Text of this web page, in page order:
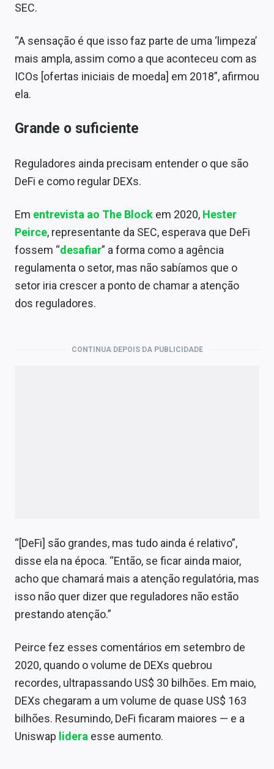
SEC.
“A sensação é que isso faz parte de uma ‘limpeza’
mais ampla, assim como a que aconteceu com as
ICOs [ofertas iniciais de moeda] em 2018”, afirmou
ela.
Grande o suficiente
Reguladores ainda precisam entender o que são
DeFi e como regular DEXs.
Em entrevista ao The Block em 2020, Hester
Peirce, representante da SEC, esperava que DeFi
fossem “desafiar” a forma como a agência
regulamenta o setor, mas não sabíamos que o
setor iria crescer a ponto de chamar a atenção
dos reguladores.
CONTINUA DEPOIS DA PUBLICIDADE
“[DeFi] são grandes, mas tudo ainda é relativo”,
disse ela na época. “Então, se ficar ainda maior,
acho que chamará mais a atenção regulatória, mas
isso não quer dizer que reguladores não estão
prestando atenção.”
Peirce fez esses comentários em setembro de
2020, quando o volume de DEXs quebrou
recordes, ultrapassando US$ 30 bilhões. Em maio,
DEXs chegaram a um volume de quase US$ 163
bilhões. Resumindo, DeFi ficaram maiores — e a
Uniswap lidera esse aumento.